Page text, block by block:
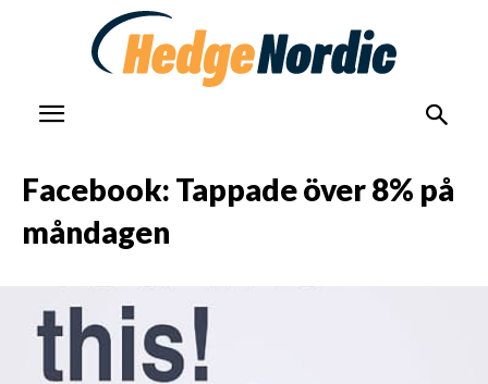
Facebook: Tappade över 8% på
måndagen